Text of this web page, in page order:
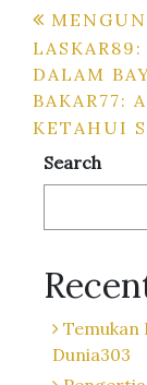
Post
LASKAR89:
DALAM
BAKAR77:
KETAHUI
Search
Temukan
Dunia303